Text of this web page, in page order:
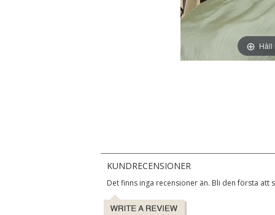
Håll
KUNDRECENSIONER
Det finns inga recensioner än. Bli den första att